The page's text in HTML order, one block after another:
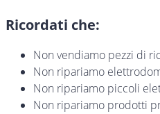
Ricordati che:
Non vendiamo pezzi di
Non ripariamo
Non ripariamo piccoli
Non ripariamo prodotti